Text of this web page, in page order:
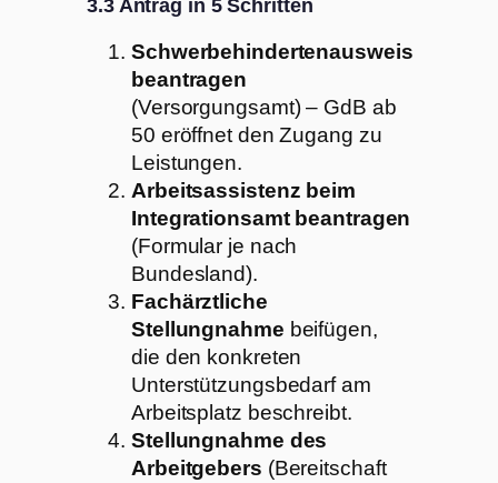
3.3 Antrag in 5 Schritten
Schwerbehindertenausweis
beantragen
(Versorgungsamt) – GdB ab
50 eröffnet den Zugang zu
Leistungen.
Arbeitsassistenz beim
Integrationsamt beantragen
(Formular je nach
Bundesland).
Fachärztliche
Stellungnahme beifügen,
die den konkreten
Unterstützungsbedarf am
Arbeitsplatz beschreibt.
Stellungnahme des
Arbeitgebers (Bereitschaft